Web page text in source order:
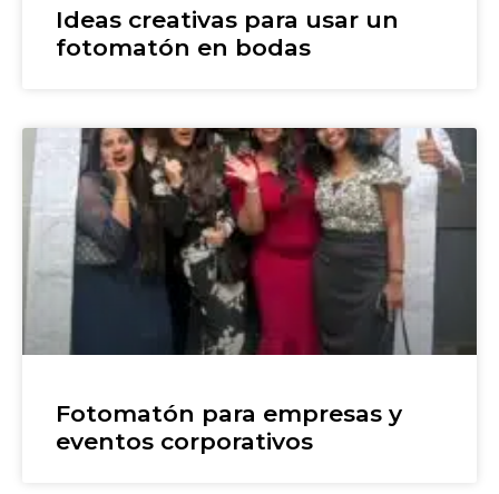
Ideas creativas para usar un
fotomatón en bodas
Fotomatón para empresas y
eventos corporativos